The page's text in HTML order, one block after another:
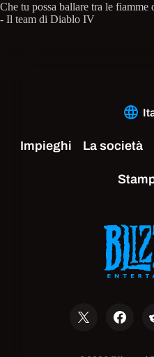
Che tu possa ballare tra le fiamme
- Il team di Diablo IV